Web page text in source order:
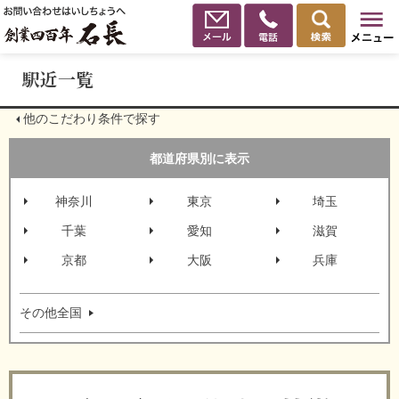
駅近一覧
他のこだわり条件で探す
都道府県別に表示
神奈川 東京 埼玉
千葉 愛知 滋賀
京都 大阪 兵庫
その他全国